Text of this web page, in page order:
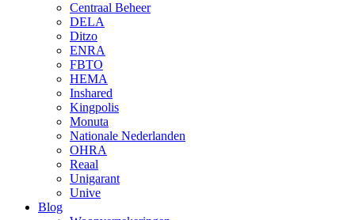
Centraal Beheer
DELA
Ditzo
ENRA
FBTO
HEMA
Inshared
Kingpolis
Monuta
Nationale Nederlanden
OHRA
Reaal
Unigarant
Unive
Blog